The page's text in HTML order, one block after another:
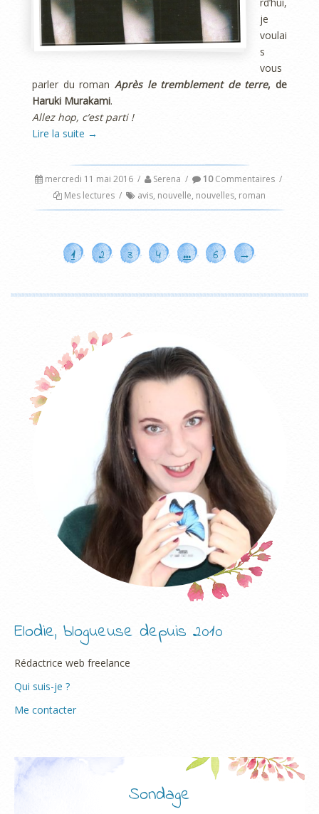
je
voulai
s
vous
parler du roman Après le tremblement de terre, de
Haruki Murakami.
Allez hop, c’est parti !
Lire la suite →
mercredi 11 mai 2016 / Serena / 10Commentaires /
Mes lectures / avis, nouvelle, nouvelles, roman
1 2 3 4 … 6 →
Elodie, blogueuse depuis 2010
Rédactrice web freelance
Qui suis-je ?
Me contacter
Sondage